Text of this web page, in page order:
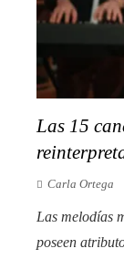
Las 15
Carla Ortega
Las melodías
poseen